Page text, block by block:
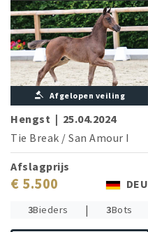
Afgelopen veiling
Hengst | 25.04.2024
Tie Break / San Amour I
Afslagprijs
€ 5.500 DEU
3Bieders | 3Bots